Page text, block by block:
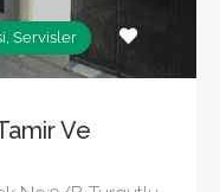
Servisler
Ve